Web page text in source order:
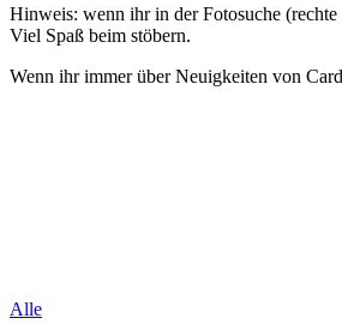
Hinweis: wenn ihr in der Fotosuche
Viel Spaß beim stöbern.
Wenn ihr immer über Neuigkeiten von
Alle